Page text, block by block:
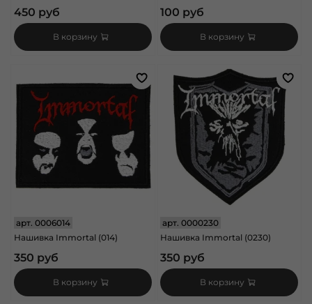
450 руб
В корзину
100 руб
В корзину
арт. 0006014
Нашивка Immortal (014)
350 руб
В корзину
арт.0000230
Нашивка Immortal (0230)
350 руб
В корзину